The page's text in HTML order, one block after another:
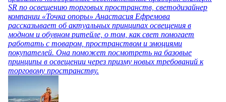
SR по освещению торговых пространств, светодизайнер
компании «Точка опоры» Анастасия Ефремова
рассказывает об актуальных принципах освещения в
модном и обувном ритейле, о том, как свет помогает
работать с товаром, пространством и эмоциями
покупателей. Она поможет посмотреть на базовые
принципы в освещении через призму новых требований к
торговому пространству.